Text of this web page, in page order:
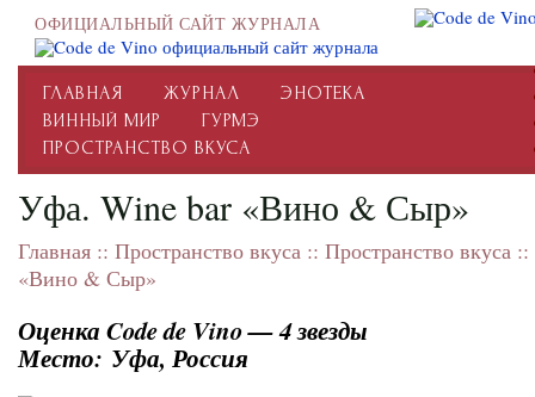
ОФИЦИАЛЬНЫЙ САЙТ ЖУРНАЛА
ГЛАВНАЯ ЖУРНАЛ
ЭНОТЕКА
ВИННЫЙ МИР
ГУРМЭ
ПРОСТРАНСТВО ВКУСА
Уфа. Wine bar «Вино & Сыр»
Главная :: Пространство вкуса :: Пространство вкуса ::
«Вино & Сыр»
Оценка Code de Vino — 4 звезды
Место: Уфа, Россия